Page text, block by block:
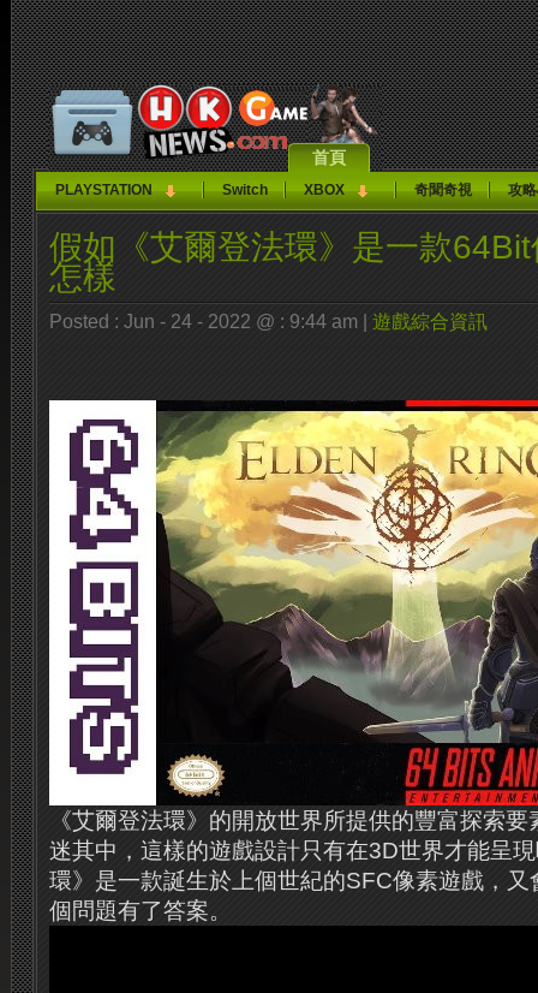
首頁
PLAYSTATION Switch XBOX 奇聞奇視 攻
假如《艾爾登法環》是一款
怎樣
Posted : Jun - 24 - 2022 @ : 9:44 am | 遊戲綜合資訊
《艾爾登法環》的開放世界所提供的豐富探索
迷其中，這樣的遊戲設計只有在3D世界才能呈
環》是一款誕生於上個世紀的SFC像素遊戲，
個問題有了答案。